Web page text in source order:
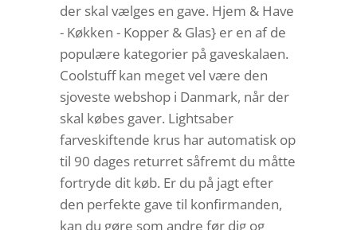
der skal vælges en gave. Hjem & Have
- Køkken - Kopper & Glas} er en af de
populære kategorier på gaveskalaen.
Coolstuff kan meget vel være den
sjoveste webshop i Danmark, når der
skal købes gaver. Lightsaber
farveskiftende krus har automatisk op
til 90 dages returret såfremt du måtte
fortryde dit køb. Er du på jagt efter
den perfekte gave til konfirmanden,
kan du gøre som andre før dig og